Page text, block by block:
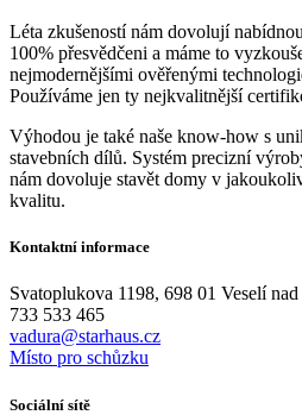
Léta zkušeností nám dovolují
100% přesvědčeni a máme to
nejmodernějšími ověřenými
Používáme jen ty nejkvalitnější
Výhodou je také naše know-how s
stavebních dílů. Systém precizní
nám dovoluje stavět domy v
kvalitu.
Kontaktní informace
Svatoplukova 1198, 698 01 Veselí
733 533 465
vadura@starhaus.cz
Místo pro schůzku
Sociální sítě